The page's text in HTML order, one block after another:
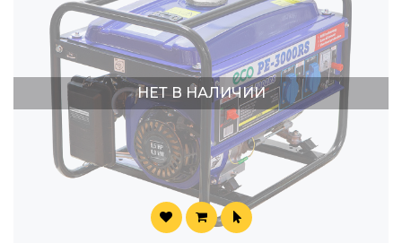
НЕТ В НАЛИЧИИ